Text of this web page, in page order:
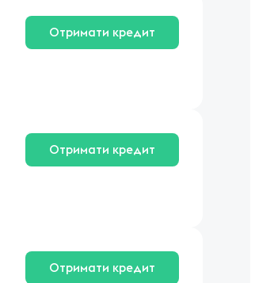
Отримати кредит
Отримати кредит
Отримати кредит